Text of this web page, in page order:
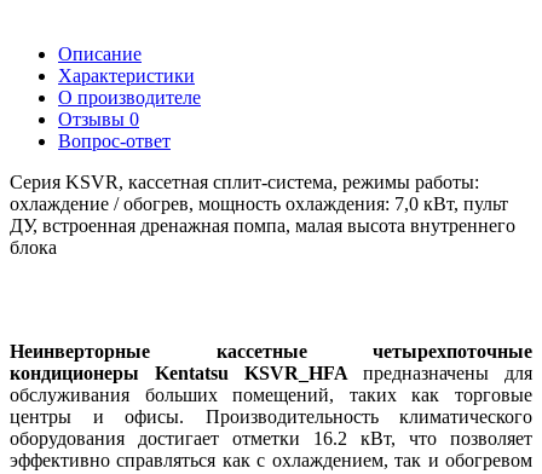
Описание
Характеристики
О производителе
Отзывы 0
Вопрос-ответ
Серия KSVR, кассетная сплит-система, режимы работы:
охлаждение / обогрев, мощность охлаждения: 7,0 кВт, пульт
ДУ, встроенная дренажная помпа, малая высота внутреннего
блока
Неинверторные кассетные четырехпоточные
кондиционеры Kentatsu KSVR_HFA предназначены для
обслуживания больших помещений,
таких как торговые
центры и офисы. Производительность климатического
оборудования достигает отметки 16.2 кВт,
что позволяет
эффективно справляться как с охлаждением, так и обогревом